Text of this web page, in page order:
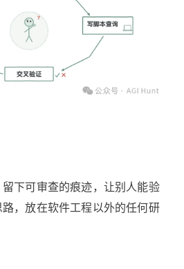
下可审查的痕迹，让别人能验
，放在软件工程以外的任何研